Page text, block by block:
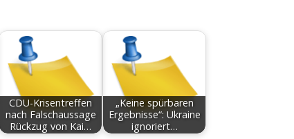
CDU-Krisentreffen
nach Falschaussage
Rückzug von Kai…
„Keine spürbaren
Ergebnisse“: Ukraine
ignoriert…